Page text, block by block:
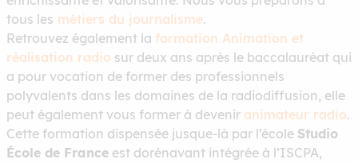
tous les métiers du journalisme.
Retrouvez également la formation Animation et
réalisation radio sur deux ans après le baccalauréat qui
a pour vocation de former des professionnels
polyvalents dans les domaines de la radiodiffusion, elle
peut également vous former à devenir animateur radio.
Cette formation dispensée jusque-là par l’école Studio
École de France est dorénavant intégrée à l’ISCPA,